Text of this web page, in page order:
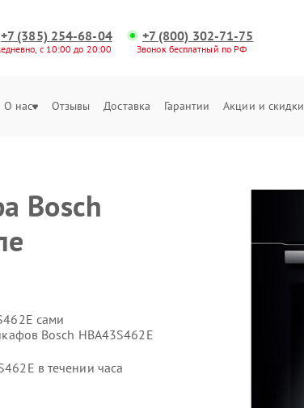
+7 (385) 254-68-04
с 10:00 до 20:00
+7 (800) 302-71-75
Звонок бесплатный по РФ
О нас Отзывы Доставка Гарантии Акции и скидки
Bosch
сами
Bosch HBA43S462E
в течении часа